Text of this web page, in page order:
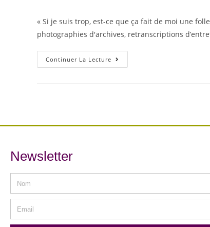
« Si je suis trop, est-ce que ça fait de moi une
photographies d'archives, retranscriptions
Continuer La Lecture
Newsletter